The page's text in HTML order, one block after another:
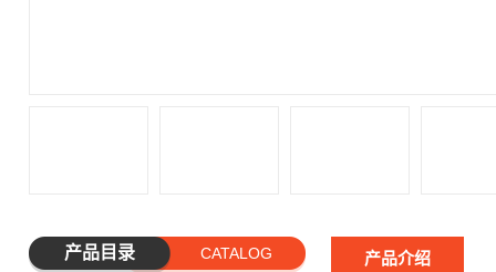
产品目录 CATALOG 产品介绍